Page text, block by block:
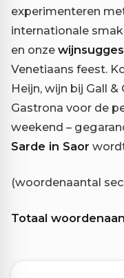
experimenteren
internationale
en onze
Venetiaans feest.
Heijn, wijn bij Gall
Gastrona voor de
weekend –
Sarde in Saor
(woordenaantal
Totaal